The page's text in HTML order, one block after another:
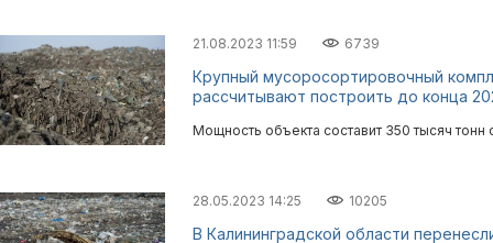
21.08.2023 11:59 6739
Крупный мусоросортировочный
рассчитывают построить до конца
Мощность объекта составит 350 тысяч тонн
28.05.2023 14:25 10205
В Калининградской области